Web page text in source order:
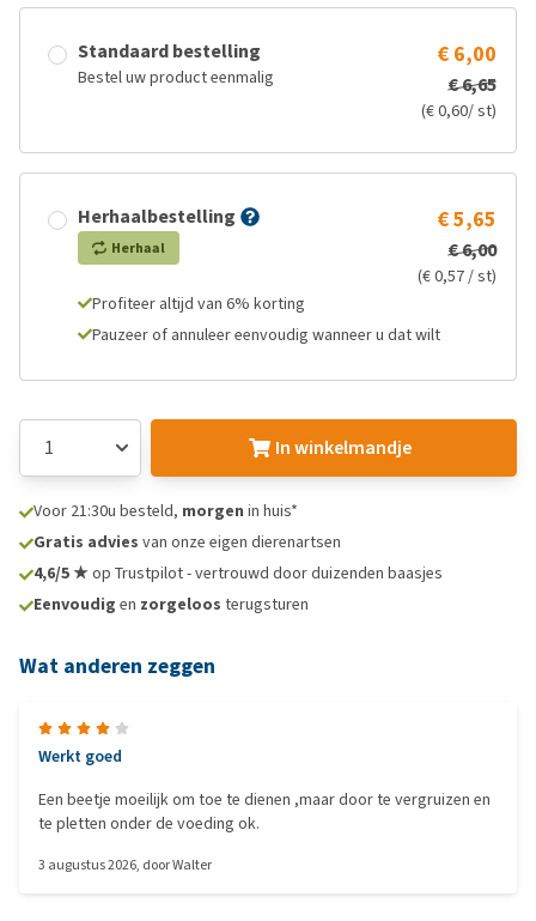
Standaard bestelling
Bestel uw product eenmalig
€ 6,00
€ 6,65
(€ 0,60/ st)
Herhaalbestelling
Herhaal
€ 5,65
€ 6,00
(€ 0,57 / st)
Profiteer altijd van 6% korting
Pauzeer of annuleer eenvoudig wanneer u dat wilt
In winkelmandje
Voor 21:30u besteld, morgen in huis*
Gratis advies van onze eigen dierenartsen
4,6/5 ★op Trustpilot - vertrouwd door duizenden baasjes
Eenvoudig en zorgeloos terugsturen
Wat anderen zeggen
Werkt goed
Een beetje moeilijk om toe te dienen ,maar door te vergruizen en
te pletten onder de voeding ok.
3 augustus 2026, doorWalter